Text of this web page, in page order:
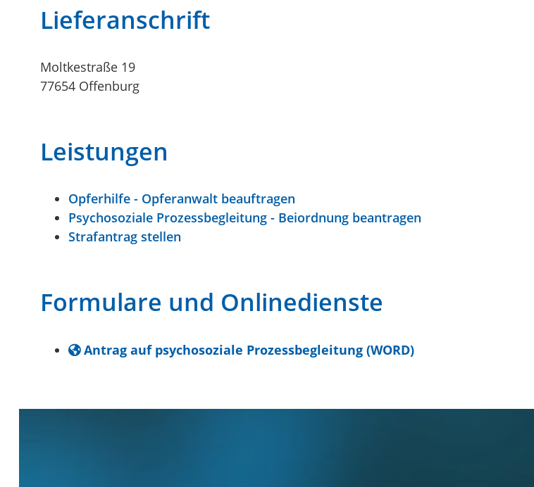
Lieferanschrift
Moltkestraße 19
77654 Offenburg
Leistungen
Opferhilfe - Opferanwalt beauftragen
Psychosoziale Prozessbegleitung - Beiordnung beantragen
Strafantrag stellen
Formulare und Onlinedienste
Antrag auf psychosoziale Prozessbegleitung (WORD)